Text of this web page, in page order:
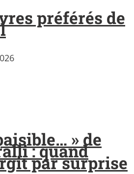
préférés de
» de
: quand
par surprise